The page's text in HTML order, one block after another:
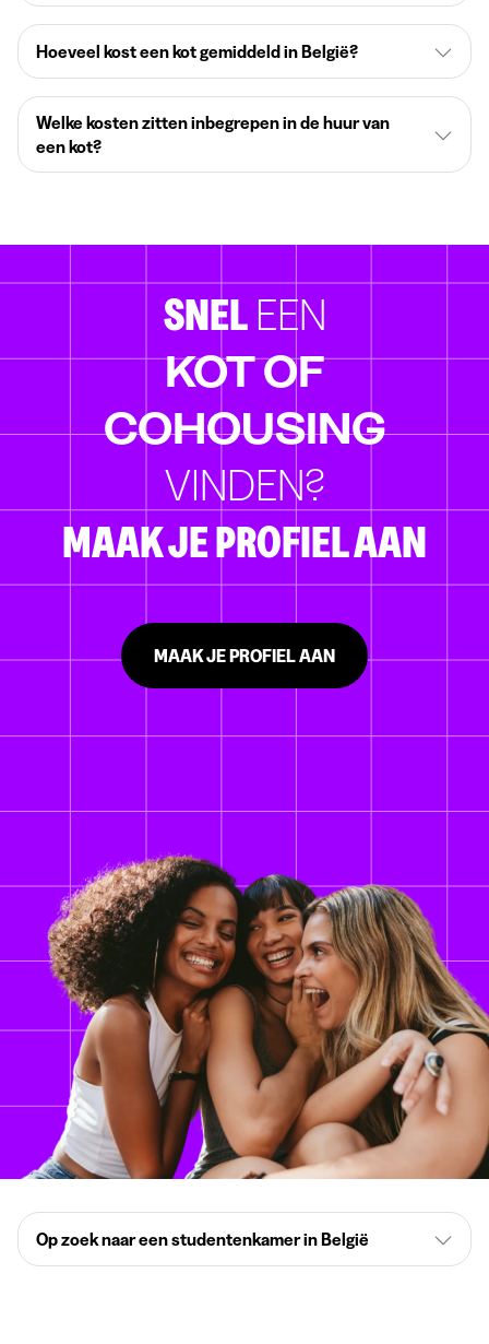
Hoeveel kost een kot gemiddeld in België?
Welke kosten zitten inbegrepen in de huur van
een kot?
SNEL EEN
KOT OF
COHOUSING
VINDEN?
MAAK JE PROFIEL AAN
MAAK JE PROFIEL AAN
Op zoek naar een studentenkamer in België